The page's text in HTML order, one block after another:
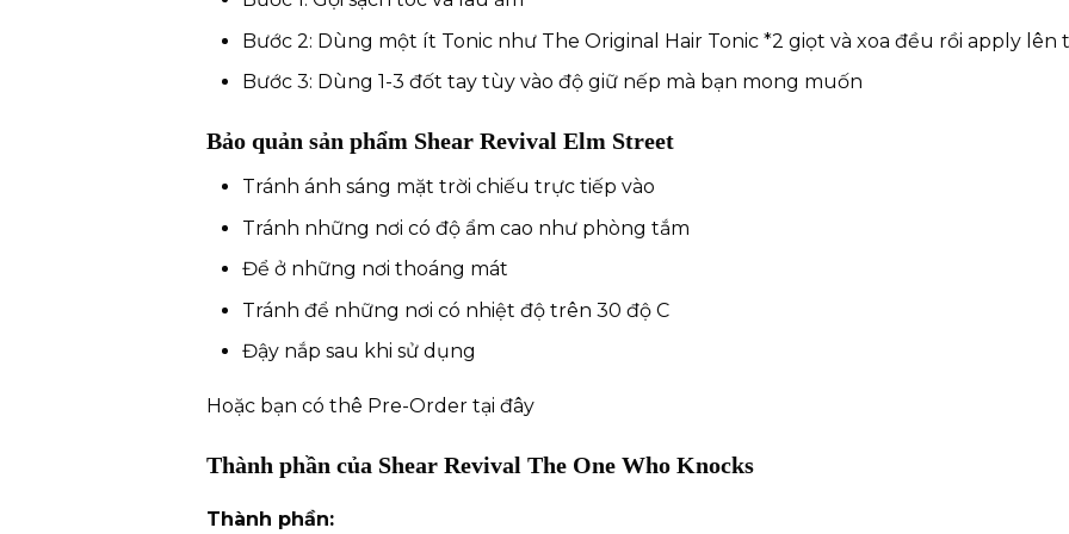
Bước 2: Dùng một ít Tonic như The Original Hair Tonic*2 giọt và xoa đều rồi apply lên
Bước 3: Dùng 1-3 đốt tay tùy vào độ giữ nếp mà bạn mong muốn
Bảo quản sản phẩm Shear Revival Elm Street
Tránh ánh sáng mặt trời chiếu trực tiếp vào
Tránh những nơi có độ ẩm cao như phòng tắm
Để ở những nơi thoáng mát
Tránh để những nơi có nhiệt độ trên 30 độ C
Đậy nắp sau khi sử dụng
Hoặc bạn có thê Pre-Order tại đây
Thành phần của Shear Revival The One Who Knocks
Thành phần: